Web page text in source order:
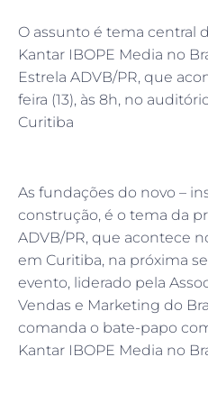
O assunto é tema central
Kantar IBOPE Media no
Estrela ADVB/PR, que
feira (13), às 8h, no
Curitiba
As fundações do novo –
construção, é o tema da
ADVB/PR, que acontece
em Curitiba, na próxima
evento, liderado pela
Vendas e Marketing do
comanda o bate-papo
Kantar IBOPE Media no